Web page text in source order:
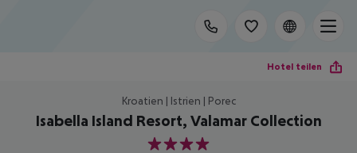
Hotel teilen
Kroatien | Istrien | Porec
Isabella Island Resort, Valamar Collection
4